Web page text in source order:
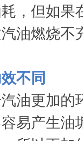
，但如果
油燃烧不
不同
油更加的
易产生油